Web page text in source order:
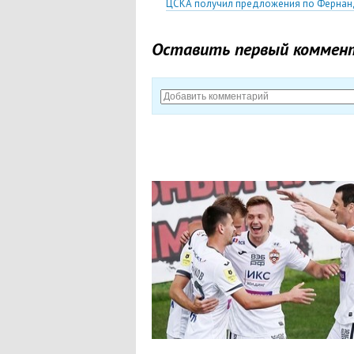
ЦСКА получил предложения по
Оставить первый